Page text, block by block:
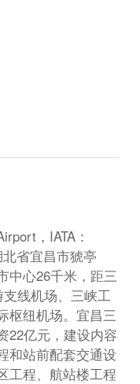
，IATA：
省宜昌市猇亭
中心26千米，距三
线机场、三峡工
枢纽机场。宜昌三
22亿元，建设内容
和站前配套交通设
工程、航站楼工程